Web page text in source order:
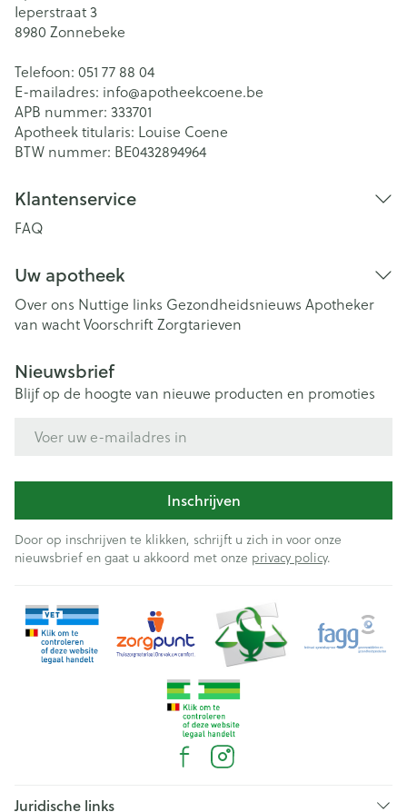
Ieperstraat 3
8980 Zonnebeke
Telefoon: 051 77 88 04
E-mailadres: info@apotheekcoene.be
APB nummer: 333701
Apotheek titularis: Louise Coene
BTW nummer: BE0432894964
Klantenservice
FAQ
Uw apotheek
Over ons Nuttige links Gezondheidsnieuws Apotheker
van wachtVoorschriftZorgtarieven
Nieuwsbrief
Blijf op de hoogte van nieuwe producten en promoties
Inschrijven
Door op inschrijven te klikken, schrijft u zich in voor onze
nieuwsbrief en gaat u akkoord met onze privacy policy.
Juridische links